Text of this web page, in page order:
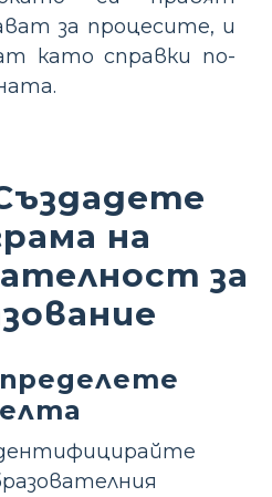
за процесите, и
като справки по-
на
за